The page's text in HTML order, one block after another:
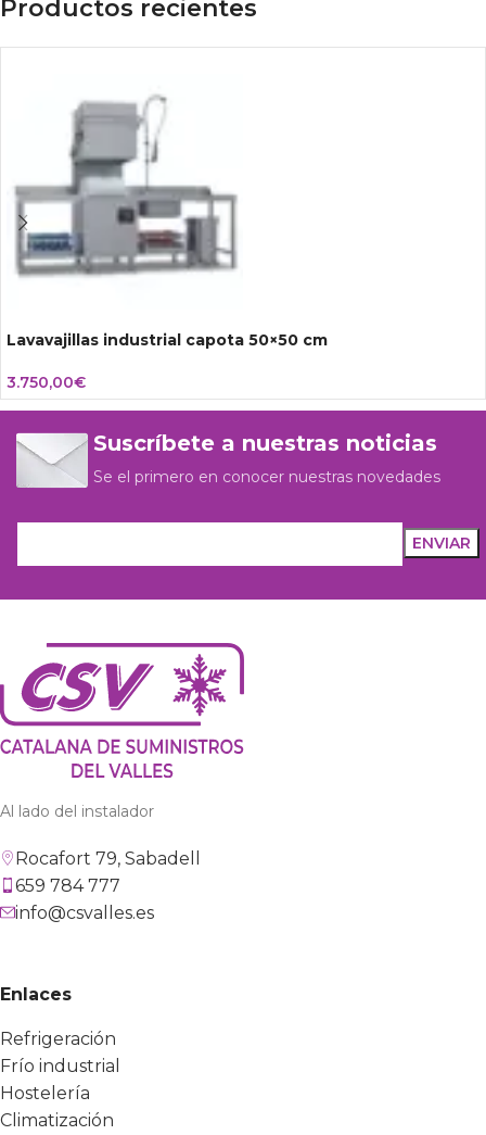
Productos recientes
Lavavajillas industrial capota 50×50 cm
3.750,00€
Suscríbete a nuestras noticias
Se el primero en conocer nuestras novedades
Al lado del instalador
Rocafort 79, Sabadell
659 784 777
info@csvalles.es
Enlaces
Refrigeración
Frío industrial
Hostelería
Climatización